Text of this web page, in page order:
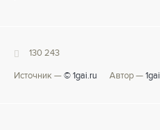
130 243
Источник — © 1gai.ru Автор — 1gai